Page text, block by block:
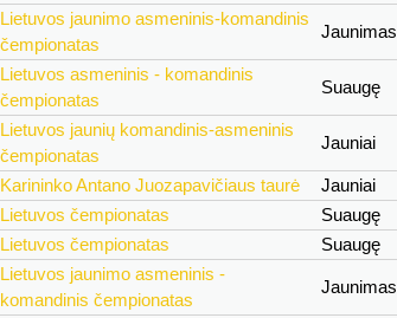
Lietuvos jaunimo asmeninis-komandinis
čempionatas
Jaunimas
Lietuvos asmeninis - komandinis
čempionatas
Suaugę
Lietuvos jaunių komandinis-asmeninis
čempionatas
Jauniai
Karininko Antano Juozapavičiaus taurė Jauniai
Lietuvos čempionatas Suaugę
Lietuvos čempionatas Suaugę
Lietuvos jaunimo asmeninis -
komandinis čempionatas
Jaunimas